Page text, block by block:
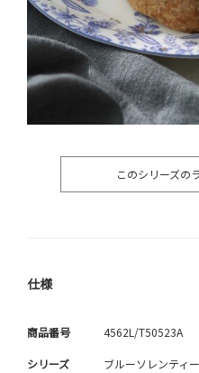
このシリーズの
仕様
商品番号 4562L/T50523A
シリーズ ブルーソレンティ